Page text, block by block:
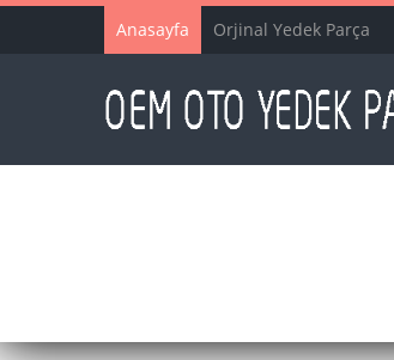
Anasayfa Orjinal Yedek Parça